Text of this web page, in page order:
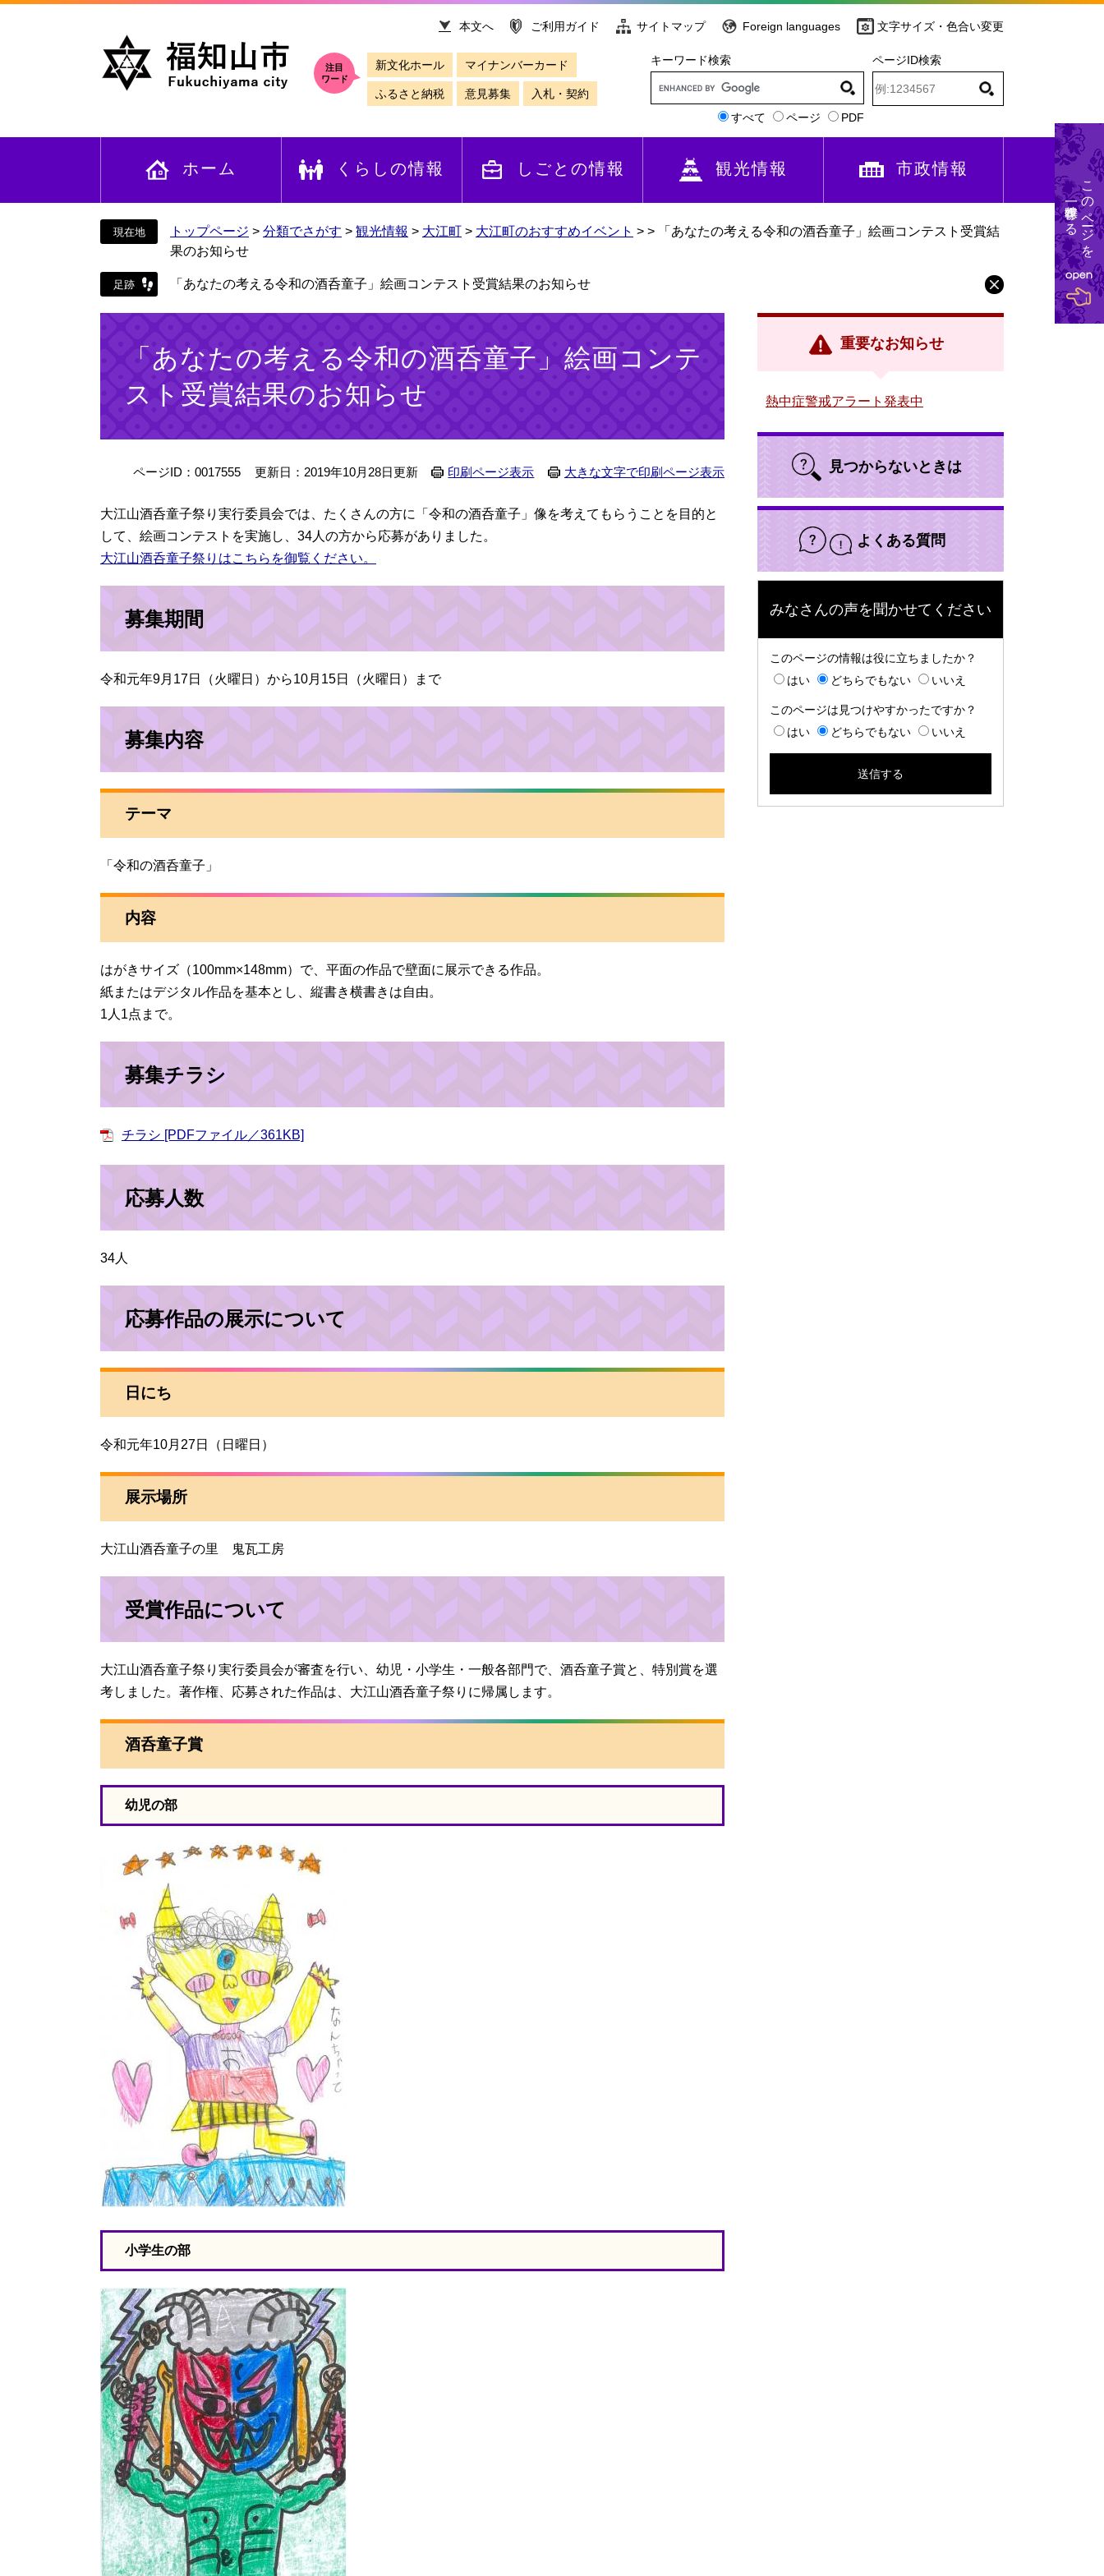
文
本文へ ご利用ガイド サイトマップ Foreign languages 文字サイズ・色合い変更
注目
ワード
新文化ホール マイナンバーカード
ふるさと納税 意見募集 入札・契約
キーワード検索
すべて ページ PDF
ページID検索
ホーム くらしの情報 しごとの情報 観光情報 市政情報
トップページ > 分類でさがす > 観光情報 > 大江町 > 大江町のおすすめイベント > >
「あなたの考える令和の酒呑童子」絵画コンテスト受賞結
果のお知らせ
「あなたの考える令和の酒呑童子」絵画コンテスト受賞結果のお知らせ
「あなたの考える令和の酒呑童子」絵画コンテ
スト受賞結果のお知らせ
ページID：0017555 更新日：2019年10月28日更新 印刷ページ表示 大きな文字で印刷ページ表示
大江山酒呑童子祭り実行委員会では、たくさんの方に「令和の酒呑童子」像を考えてもらうことを目的と
して、絵画コンテストを実施し、34人の方から応募がありました。
大江山酒呑童子祭りはこちらを御覧ください。
募集期間
令和元年9月17日（火曜日）から10月15日（火曜日）まで
募集内容
テーマ
「令和の酒呑童子」
内容
はがきサイズ（100mm×148mm）で、平面の作品で壁面に展示できる作品。
紙またはデジタル作品を基本とし、縦書き横書きは自由。
1人1点まで。
募集チラシ
チラシ [PDFファイル／361KB]
応募人数
34人
応募作品の展示について
日にち
令和元年10月27日（日曜日）
展示場所
大江山酒呑童子の里 鬼瓦工房
受賞作品について
大江山酒呑童子祭り実行委員会が審査を行い、幼児・小学生・一般各部門で、酒呑童子賞と、特別賞を選
考しました。著作権、応募された作品は、大江山酒呑童子祭りに帰属します。
酒呑童子賞
幼児の部
小学生の部
重要なお知らせ
熱中症警戒アラート発表中
見つからないときは
よくある質問
みなさんの声を聞かせてください
このページの情報は役に立ちましたか？
はい
どちらでもない いいえ
このページは見つけやすかったですか？
はい
どちらでもない いいえ
このページを
一時保存する